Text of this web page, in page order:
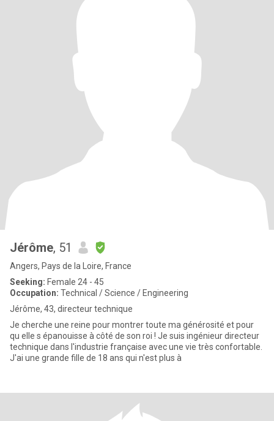
Jérôme, 51
Angers, Pays de la Loire, France
Seeking: Female 24 - 45
Occupation: Technical / Science / Engineering
Jérôme, 43, directeur technique
Je cherche une reine pour montrer toute ma générosité et pour
qu elle s épanouisse à côté de son roi ! Je suis ingénieur directeur
technique dans l'industrie française avec une vie très confortable.
J'ai une grande fille de 18 ans qui n'est plus à